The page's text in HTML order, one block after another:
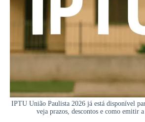
IPTU União Paulista 2026 já está disponível
veja prazos, descontos e como emitir